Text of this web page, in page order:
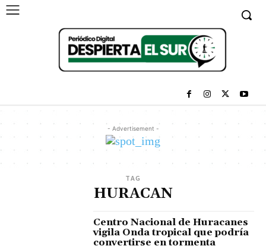
- Advertisement -
TAG
HURACAN
Centro Nacional de Huracanes
vigila Onda tropical que podría
convertirse en tormenta